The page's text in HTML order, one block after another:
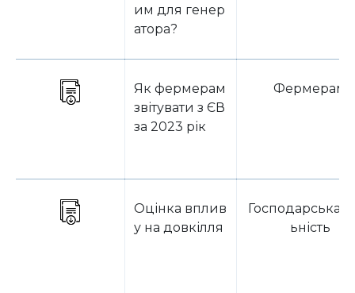
им для генер
атора?
Як фермерам
звітувати з ЄВ
за 2023 рік
Фермерам
Оцінка вплив
у на довкілля
Господарська
ьність